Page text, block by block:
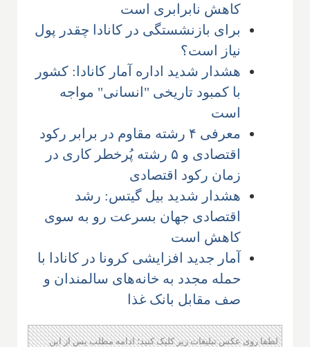
کاهش نابرابری است
برای بازنشستگی در کانادا چقدر پول
نیاز است؟
هشدار شدید اداره آمار کانادا: کشور
با کمبود تاریخی "انسانی" مواجه
است
معرفی ۴ رشته مقاوم در برابر رکود
اقتصادی و ۵ رشته پُرخطر کاری در
زمان رکود اقتصادی
هشدار شدید بیل گیتس: رشد
اقتصادی جهان بسرعت رو به سوی
کاهش است
آمار جدید افزایشی کرونا در کانادا با
حمله مجدد به خانه‌های سالمندان و
صف مقابل بانک غذا
لطفا روی عکس تبلیغات زیر کلیک کنید؛ ادامه مطلب پس از این